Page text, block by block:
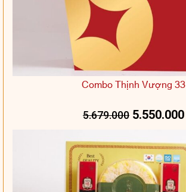
Combo Thịnh Vượng 33
5.679.000 5.550.000